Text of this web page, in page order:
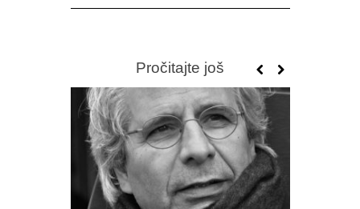
Pročitajte još